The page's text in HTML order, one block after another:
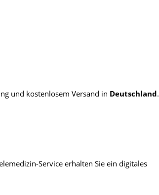
und kostenlosem Versand in Deutschland.
Service erhalten Sie ein digitales